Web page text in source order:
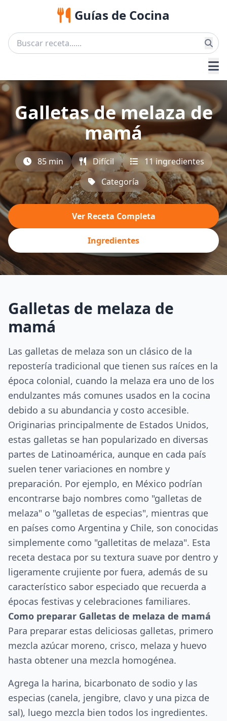
Guías de Cocina
Galletas de melaza de
mamá
85 min Difícil
11 ingredientes
Categoría
Ver Receta Completa
Ingredientes
Galletas de melaza de
mamá
Las galletas de melaza son un clásico de la
repostería tradicional que tienen sus raíces en la
época colonial, cuando la melaza era uno de los
endulzantes más comunes usados en la cocina
debido a su abundancia y costo accesible.
Originarias principalmente de Estados Unidos,
estas galletas se han popularizado en diversas
partes de Latinoamérica, aunque en cada país
suelen tener variaciones en nombre y
preparación. Por ejemplo, en México podrían
encontrarse bajo nombres como "galletas de
melaza" o "galletas de especias", mientras que
en países como Argentina y Chile, son conocidas
simplemente como "galletitas de melaza". Esta
receta destaca por su textura suave por dentro y
ligeramente crujiente por fuera, además de su
característico sabor especiado que recuerda a
épocas festivas y celebraciones familiares.
Como preparar Galletas de melaza de mamá
Para preparar estas deliciosas galletas, primero
mezcla azúcar moreno, crisco, melaza y huevo
hasta obtener una mezcla homogénea.
Agrega la harina, bicarbonato de sodio y las
especias (canela, jengibre, clavo y una pizca de
sal), luego mezcla bien todos los ingredientes.